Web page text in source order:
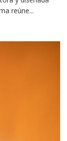
reúne...